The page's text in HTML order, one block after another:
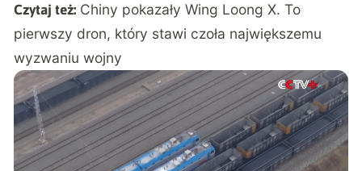
Czytaj też: Chiny pokazały Wing Loong X. To
pierwszy dron, który stawi czoła największemu
wyzwaniu wojny